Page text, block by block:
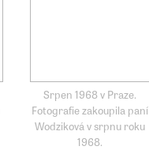
Srpen 1968 v Praze.
Fotografie zakoupila paní
Wodziková v srpnu roku
1968.